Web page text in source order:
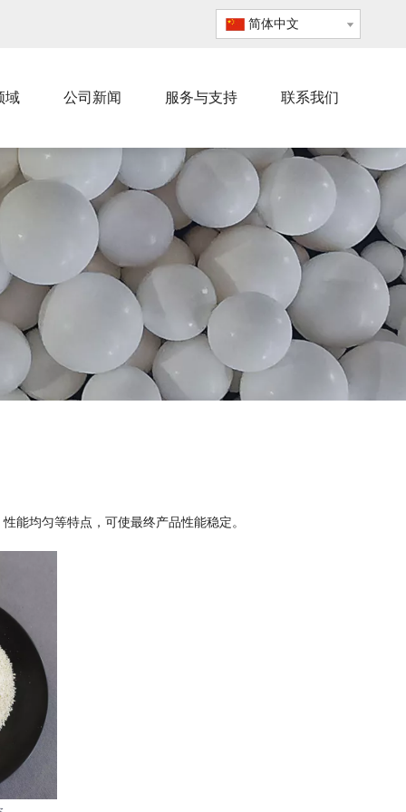
简体中文
域 公司新闻 服务与支持 联系我们
能均匀等特点，可使最终产品性能稳定。